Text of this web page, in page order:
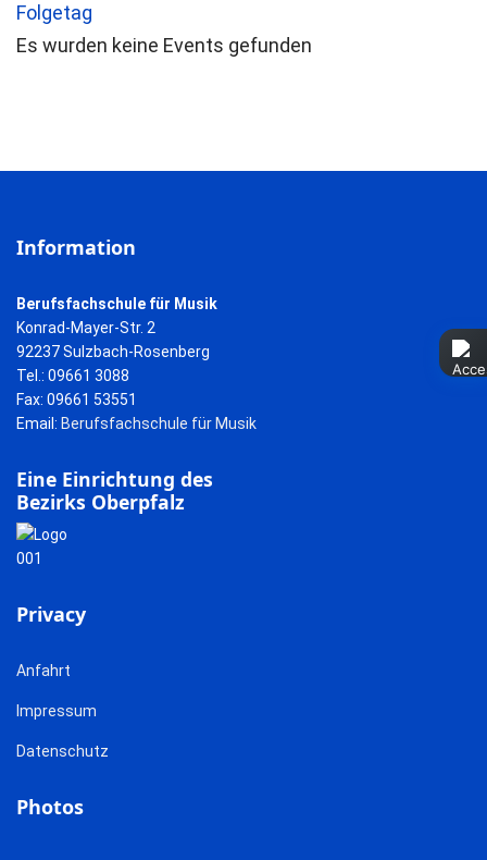
Folgetag
Es wurden keine Events gefunden
Information
Berufsfachschule für Musik
Konrad-Mayer-Str. 2
92237 Sulzbach-Rosenberg
Tel.: 09661 3088
Fax: 09661 53551
Email: Berufsfachschule für Musik
Eine Einrichtung des
Bezirks Oberpfalz
Privacy
Anfahrt
Impressum
Datenschutz
Photos